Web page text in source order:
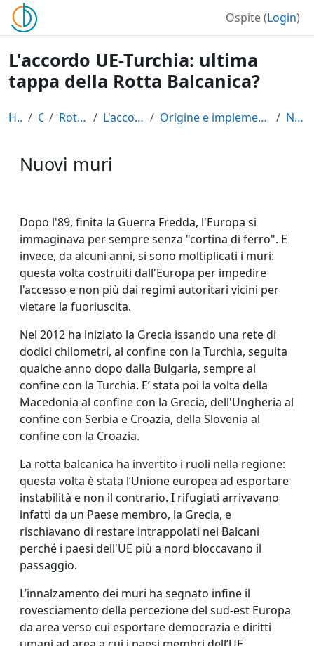
Vai al contenuto principale
Ospite (Login)
L'accordo UE-Turchia: ultima
tappa della Rotta Balcanica?
Home Corsi Rotta balcanica L'accordo UE-Turchia Origine e implementazione degli accordi UE-Turchia Nuovi muri
Nuovi muri
Dopo l'89, finita la Guerra Fredda, l'Europa si
immaginava per sempre senza "cortina di ferro". E
invece, da alcuni anni, si sono moltiplicati i muri:
questa volta costruiti dall'Europa per impedire
l'accesso e non più dai regimi autoritari vicini per
vietare la fuoriuscita.
Nel 2012 ha iniziato la Grecia issando una rete di
dodici chilometri, al confine con la Turchia, seguita
qualche anno dopo dalla Bulgaria, sempre al
confine con la Turchia. E’ stata poi la volta della
Macedonia al confine con la Grecia, dell'Ungheria al
confine con Serbia e Croazia, della Slovenia al
confine con la Croazia.
La rotta balcanica ha invertito i ruoli nella regione:
questa volta è stata l’Unione europea ad esportare
instabilità e non il contrario. I rifugiati arrivavano
infatti da un Paese membro, la Grecia, e
rischiavano di restare intrappolati nei Balcani
perché i paesi dell'UE più a nord bloccavano il
passaggio.
L’innalzamento dei muri ha segnato infine il
rovesciamento della percezione del sud-est Europa
da area verso cui esportare democrazia e diritti